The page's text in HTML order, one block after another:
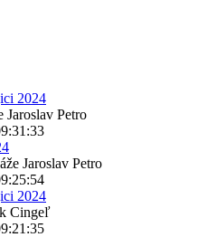
2024
Jaroslav Petro
Jaroslav Petro
2024
Cingeľ